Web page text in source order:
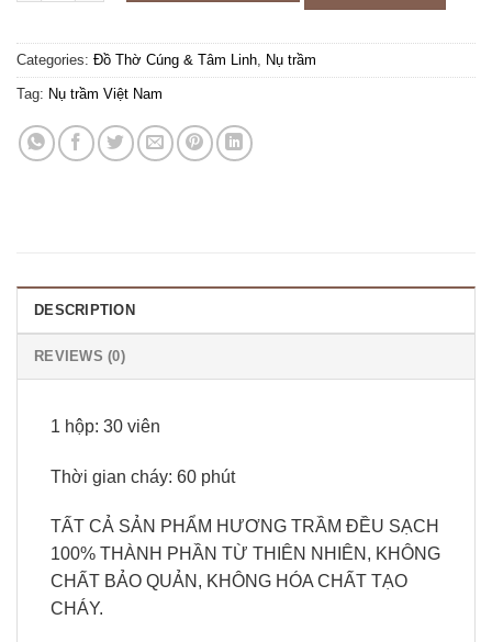
Categories: Đồ Thờ Cúng & Tâm Linh Nụ trầm
Tag: Nụ trầm Việt Nam
DESCRIPTION
REVIEWS (0)
1 hộp: 30 viên
Thời gian cháy: 60 phút
TẤT CẢ SẢN PHẨM HƯƠNG TRẦM ĐỀU SẠCH
100% THÀNH PHẦN TỪ THIÊN NHIÊN, KHÔNG
CHẤT BẢO QUẢN, KHÔNG HÓA CHẤT TẠO
CHÁY.